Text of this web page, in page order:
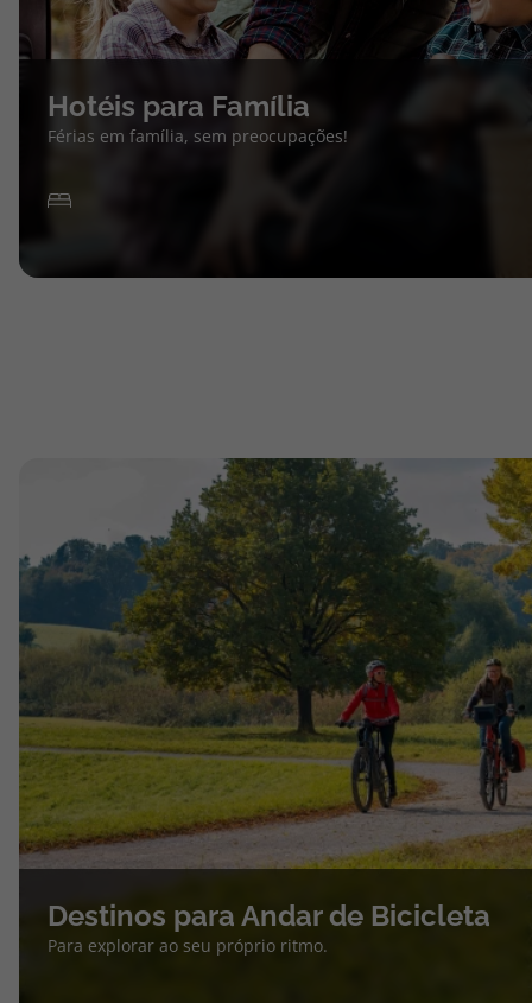
Hotéis para Família
Férias em família, sem preocupações!
Destinos para Andar de Bicicleta
Para explorar ao seu próprio ritmo.